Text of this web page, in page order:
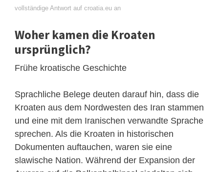
vollständige Antwort auf croatia.eu an
Woher kamen die Kroaten
ursprünglich?
Frühe kroatische Geschichte
Sprachliche Belege deuten darauf hin, dass die
Kroaten aus dem Nordwesten des Iran stammen
und eine mit dem Iranischen verwandte Sprache
sprechen. Als die Kroaten in historischen
Dokumenten auftauchen, waren sie eine
slawische Nation. Während der Expansion der